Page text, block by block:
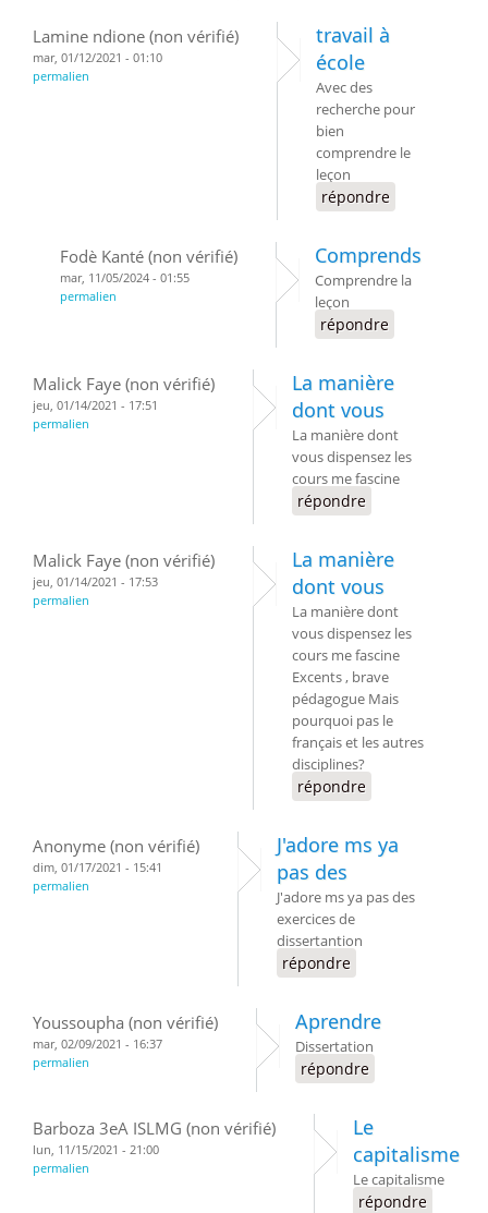
Lamine ndione (non vérifié)
mar, 01/12/2021 - 01:10
permalien
travail à
école
Avec des
recherche pour
bien
comprendre le
leçon
répondre
Fodè Kanté (non vérifié)
mar, 11/05/2024 - 01:55
permalien
Comprends
Comprendre la
leçon
répondre
Malick Faye (non vérifié)
jeu, 01/14/2021 - 17:51
permalien
La manière
dont vous
La manière dont
vous dispensez les
cours me fascine
répondre
Malick Faye (non vérifié)
jeu, 01/14/2021 - 17:53
permalien
La manière
dont vous
La manière dont
vous dispensez les
cours me fascine
Excents , brave
pédagogue Mais
pourquoi pas le
français et les autres
disciplines?
répondre
Anonyme (non vérifié)
dim, 01/17/2021 - 15:41
permalien
J'adore ms ya
pas des
J'adore ms ya pas des
exercices de
dissertantion
répondre
Youssoupha (non vérifié)
mar, 02/09/2021 - 16:37
permalien
Aprendre
Dissertation
répondre
Barboza 3eA ISLMG (non vérifié)
lun, 11/15/2021 - 21:00
permalien
Le
capitalisme
Le capitalisme
répondre